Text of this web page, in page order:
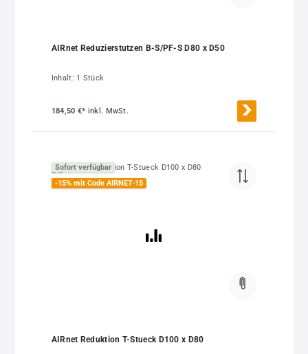
AIRnet Reduzierstutzen B-S/PF-S D80 x D50
Inhalt: 1 Stück
184,50 €* inkl. MwSt.
Sofort verfügbar
-15% mit Code AIRNET-15
AIRnet Reduktion T-Stueck D100 x D80